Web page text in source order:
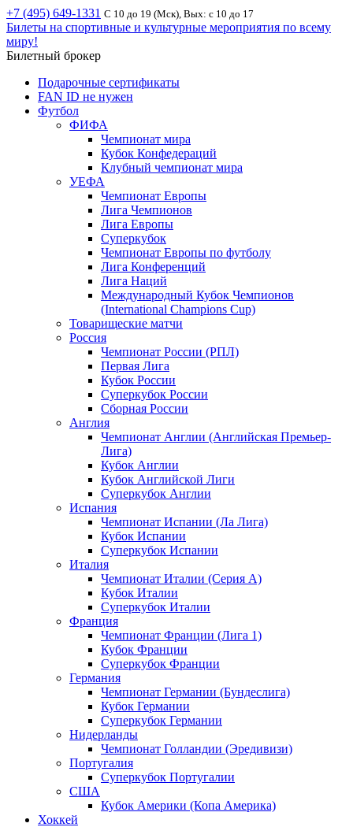
+7 (495) 649-1331 С 10 до 19 (Мск), Вых: с 10 до 17
Билеты на спортивные и культурные мероприятия по всему
миру!
Билетный брокер
Подарочные сертификаты
FAN ID не нужен
Футбол
ФИФА
Чемпионат мира
Кубок Конфедераций
Клубный чемпионат мира
УЕФА
Чемпионат Европы
Лига Чемпионов
Лига Европы
Суперкубок
Чемпионат Европы по футболу
Лига Конференций
Лига Наций
Международный Кубок Чемпионов
(International Champions Cup)
Товарищеские матчи
Россия
Чемпионат России (РПЛ)
Первая Лига
Кубок России
Суперкубок России
Сборная России
Англия
Чемпионат Англии (Английская Премьер-
Лига)
Кубок Англии
Кубок Английской Лиги
Суперкубок Англии
Испания
Чемпионат Испании (Ла Лига)
Кубок Испании
Суперкубок Испании
Италия
Чемпионат Италии (Серия А)
Кубок Италии
Суперкубок Италии
Франция
Чемпионат Франции (Лига 1)
Кубок Франции
Суперкубок Франции
Германия
Чемпионат Германии (Бундеслига)
Кубок Германии
Суперкубок Германии
Нидерланды
Чемпионат Голландии (Эредивизи)
Португалия
Суперкубок Португалии
США
Кубок Америки (Копа Америка)
Хоккей